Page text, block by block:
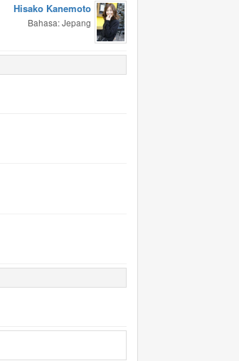
Hisako Kanemoto
Bahasa: Jepang